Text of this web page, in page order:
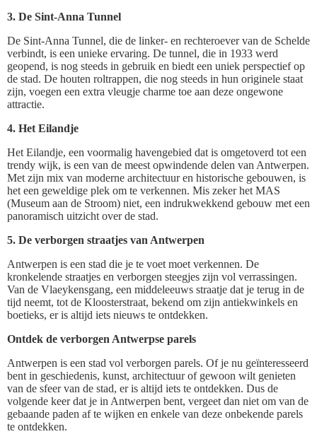
3. De Sint-Anna Tunnel
De Sint-Anna Tunnel, die de linker- en rechteroever van de Schelde
verbindt, is een unieke ervaring. De tunnel, die in 1933 werd
geopend, is nog steeds in gebruik en biedt een uniek perspectief op
de stad. De houten roltrappen, die nog steeds in hun originele staat
zijn, voegen een extra vleugje charme toe aan deze ongewone
attractie.
4. Het Eilandje
Het Eilandje, een voormalig havengebied dat is omgetoverd tot een
trendy wijk, is een van de meest opwindende delen van Antwerpen.
Met zijn mix van moderne architectuur en historische gebouwen, is
het een geweldige plek om te verkennen. Mis zeker het MAS
(Museum aan de Stroom) niet, een indrukwekkend gebouw met een
panoramisch uitzicht over de stad.
5. De verborgen straatjes van Antwerpen
Antwerpen is een stad die je te voet moet verkennen. De
kronkelende straatjes en verborgen steegjes zijn vol verrassingen.
Van de Vlaeykensgang, een middeleeuws straatje dat je terug in de
tijd neemt, tot de Kloosterstraat, bekend om zijn antiekwinkels en
boetieks, er is altijd iets nieuws te ontdekken.
Ontdek de verborgen Antwerpse parels
Antwerpen is een stad vol verborgen parels. Of je nu geïnteresseerd
bent in geschiedenis, kunst, architectuur of gewoon wilt genieten
van de sfeer van de stad, er is altijd iets te ontdekken. Dus de
volgende keer dat je in Antwerpen bent, vergeet dan niet om van de
gebaande paden af te wijken en enkele van deze onbekende parels
te ontdekken.